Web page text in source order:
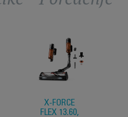
X-FORCE
FLEX 13.60,